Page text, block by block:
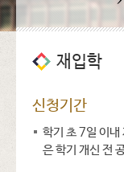
재입학
신청기간
학기 초 7일 이내
은 학기 개신 전